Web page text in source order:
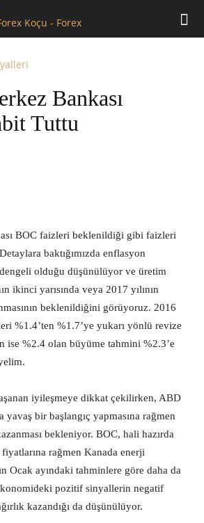
Bankası
Tuttu
BOC faizleri beklenildiği gibi faizleri
baktığımızda enflasyon
olduğu düşünülüyor ve üretim
ikinci yarısında veya 2017 yılının
beklenildiğini görüyoruz. 2016
%1.4’ten %1.7’ye yukarı yönlü revize
ise %2.4 olan büyüme tahmini %2.3’e
iyileşmeye dikkat çekilirken, ABD
bir başlangıç yapmasına rağmen
bekleniyor. BOC, hali hazırda
rağmen Kanada enerji
Ocak ayındaki tahminlere göre daha da
pozitif sinyallerin negatif
kazandığı da düşünülüyor.